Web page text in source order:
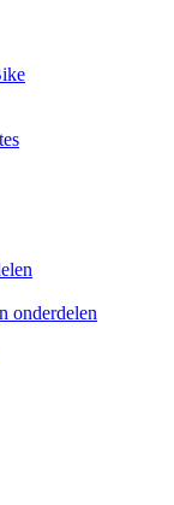
onderdelen